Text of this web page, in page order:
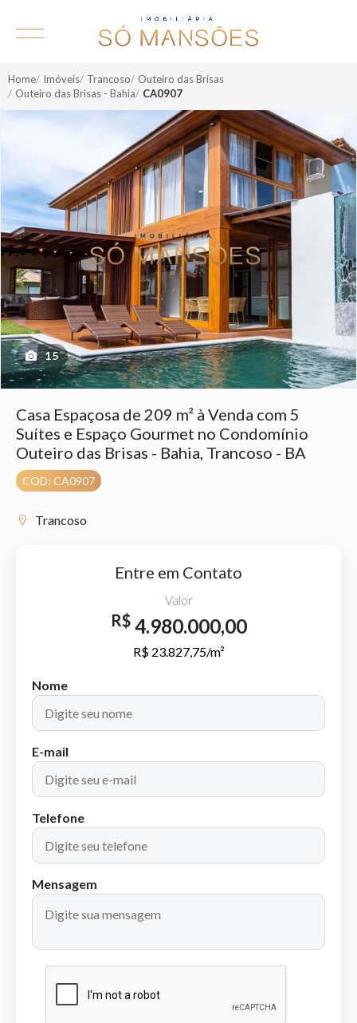
Home Imóveis Trancoso
Outeiro das Brisas
Outeiro das Brisas - Bahia
CA0907
15
Casa Espaçosa de 209 m² à Venda com 5
Suítes e Espaço Gourmet no Condomínio
Outeiro das Brisas - Bahia, Trancoso - BA
COD: CA0907
Trancoso
Entre em Contato
Valor
R$4.980.000,00
R$ 23.827,75/m²
Nome
E-mail
Telefone
Mensagem